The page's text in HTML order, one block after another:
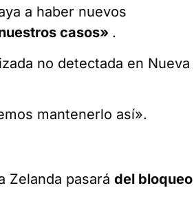
a haber nuevos
casos» .
no detectada en Nueva
mantenerlo así».
Zelanda pasará del bloqueo